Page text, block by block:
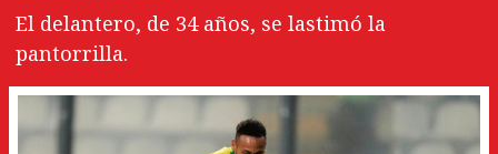
El delantero, de 34 años, se lastimó la
pantorrilla.